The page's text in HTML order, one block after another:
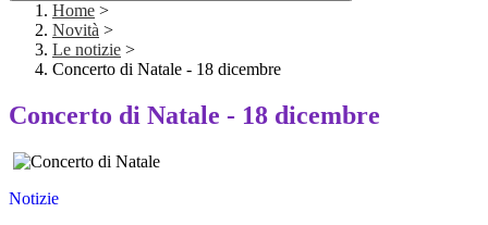
Home >
Novità >
Le notizie >
Concerto di Natale - 18 dicembre
Concerto di Natale - 18 dicembre
Notizie